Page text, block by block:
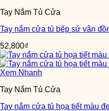
Tay Nắm Tủ Cửa
Tay nắm cửa tủ bếp sứ vân
52,800₫
Xem Nhanh
Tay Nắm Tủ Cửa
Tay nắm cửa tủ họa tiết màu